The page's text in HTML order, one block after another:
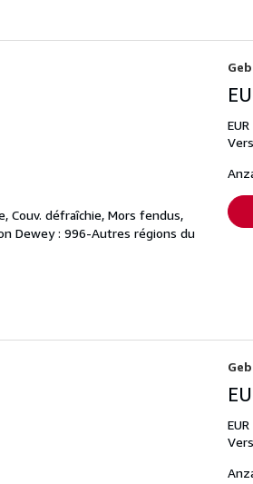
Couv. défraîchie, Mors fendus,
Dewey : 996-Autres régions du